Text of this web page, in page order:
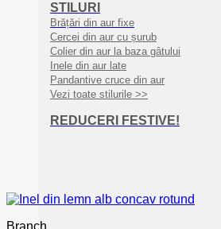
STILURI
Brățări din aur fixe
Cercei din aur cu șurub
Colier din aur la baza gâtului
Inele din aur late
Pandantive cruce din aur
Vezi toate stilurile >>
REDUCERI FESTIVE!
Branch